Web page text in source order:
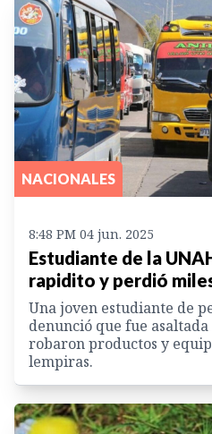
NACIONALES
8:48 PM 04 jun. 2025
Estudiante de la
rapidito y perdió
Una joven estudiante de
denunció que fue
robaron productos y
lempiras.